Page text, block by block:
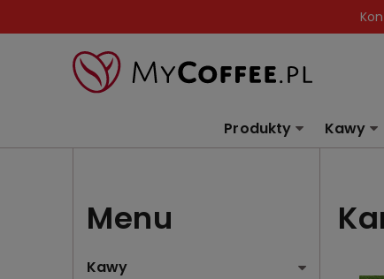
Produkty Kawy
Menu
Kawy